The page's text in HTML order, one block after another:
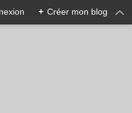
+ Créer mon blog